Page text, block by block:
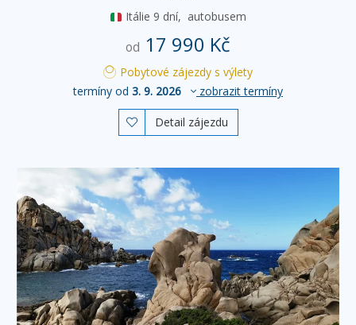
Itálie 9 dní, autobusem
od 17 990 Kč
Pobytové zájezdy s výlety
termíny od 3. 9. 2026 zobrazit termíny
 Detail zájezdu